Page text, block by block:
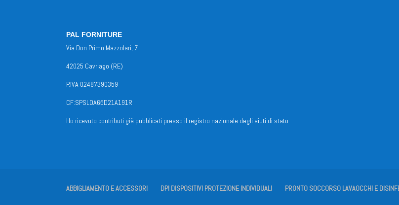
PAL FORNITURE
Via Don Primo Mazzolari, 7
42025 Cavriago (RE)
P.IVA 02487390359
CF:SPSLDA65D21A191R
Ho ricevuto contributi già pubblicati presso il registro nazionale degli aiuti di stato
ABBIGLIAMENTO E ACCESSORI DPI DISPOSITIVI PROTEZIONE INDIVIDUALI PRONTO SOCCORSO LAVAOCCHI E